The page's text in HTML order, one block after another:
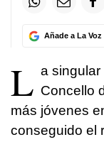
Añade a La
L a singular
Concello
más jóvenes
conseguido el